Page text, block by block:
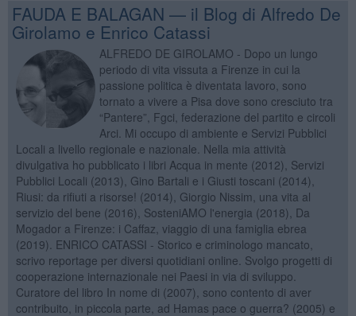
FAUDA E BALAGAN — il Blog di Alfredo De
Girolamo e Enrico Catassi
ALFREDO DE GIROLAMO - Dopo un lungo
periodo di vita vissuta a Firenze in cui la
passione politica è diventata lavoro, sono
tornato a vivere a Pisa dove sono cresciuto tra
“Pantere”, Fgci, federazione del partito e circoli
Arci. Mi occupo di ambiente e Servizi Pubblici
Locali a livello regionale e nazionale. Nella mia attività
divulgativa ho pubblicato i libri Acqua in mente (2012), Servizi
Pubblici Locali (2013), Gino Bartali e i Giusti toscani (2014),
Riusi: da rifiuti a risorse! (2014), Giorgio Nissim, una vita al
servizio del bene (2016), SosteniAMO l'energia (2018), Da
Mogador a Firenze: i Caffaz, viaggio di una famiglia ebrea
(2019). ENRICO CATASSI - Storico e criminologo mancato,
scrivo reportage per diversi quotidiani online. Svolgo progetti di
cooperazione internazionale nei Paesi in via di sviluppo.
Curatore del libro In nome di (2007), sono contento di aver
contribuito, in piccola parte, ad Hamas pace o guerra? (2005) e